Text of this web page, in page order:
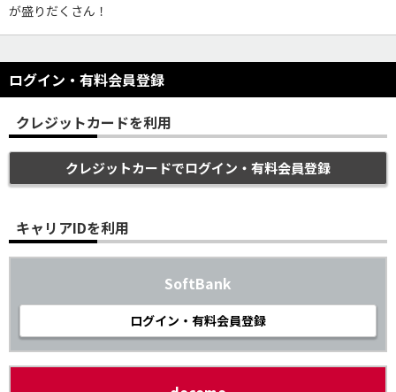
が盛りだくさん！
ログイン・有料会員登録
クレジットカードを利用
クレジットカードでログイン・有料会員登録
キャリアIDを利用
SoftBank
ログイン・有料会員登録